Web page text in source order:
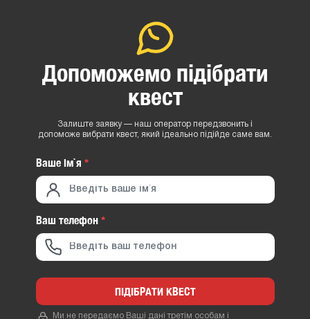
Допоможемо підібрати
квест
Залиште заявку — наш оператор передзвонить і
допоможе вибрати квест, який ідеально підійде саме вам.
Ваше iм`я *
Ваш телефон*
ПІДІБРАТИ КВЕСТ
Ми не передаємо Ваші дані третім особам і